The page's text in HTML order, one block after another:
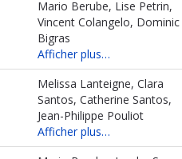
Mario Berube, Lise Petrin,
Vincent Colangelo, Dominic
Bigras
Afficher plus…
Melissa Lanteigne, Clara
Santos, Catherine Santos,
Jean-Philippe Pouliot
Afficher plus…